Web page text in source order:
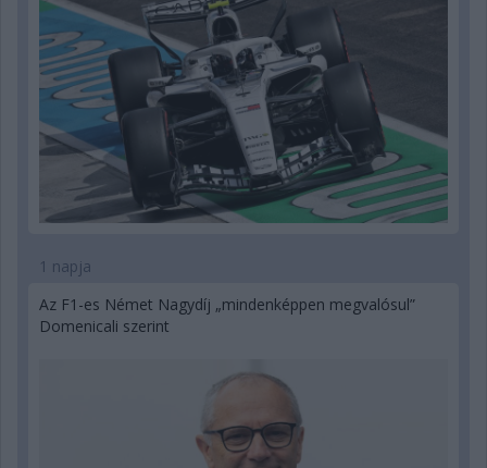
1 napja
Az F1-es Német Nagydíj „mindenképpen megvalósul”
Domenicali szerint